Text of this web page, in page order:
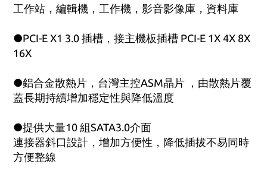
工作站，編輯機，工作機，影音影像庫，資料庫
●PCI-E X1 3.0 插槽，接主機板插槽 PCI-E 1X 4X 8X
16X
●鋁合金散熱片，台灣主控ASM晶片 ，由散熱片覆
蓋長期持續增加穩定性與降低溫度
●提供大量10 組SATA3.0介面
連接器斜口設計，增加方便性，降低插拔不易同時
方便整線